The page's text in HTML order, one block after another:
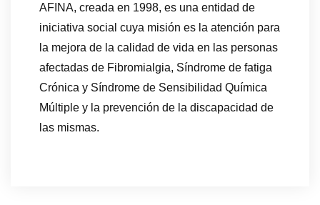
AFINA, creada en 1998, es una entidad de
iniciativa social cuya misión es la atención para
la mejora de la calidad de vida en las personas
afectadas de Fibromialgia, Síndrome de fatiga
Crónica y Síndrome de Sensibilidad Química
Múltiple y la prevención de la discapacidad de
las mismas.